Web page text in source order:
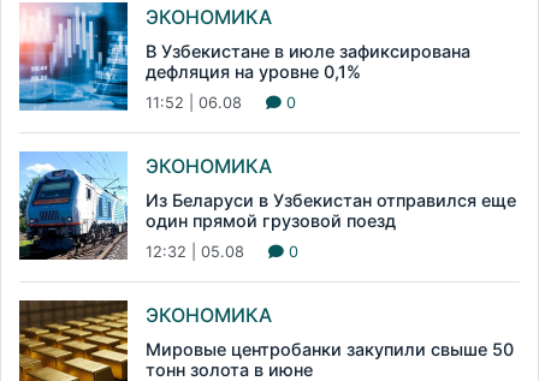
ЭКОНОМИКА
В Узбекистане в июле зафиксирована
дефляция на уровне 0,1%
11:52 | 06.08 0
ЭКОНОМИКА
Из Беларуси в Узбекистан отправился еще
один прямой грузовой поезд
12:32 | 05.08 0
ЭКОНОМИКА
Мировые центробанки закупили свыше 50
тонн золота в июне